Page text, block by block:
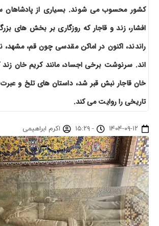
کشور محسوب می شوند. بسیاری از پادشاهان
افشار، زند و قاجار که روزگاری بر بخش های
راندند، اکنون در اماکن مقدسی چون قم، مشهد،
اند. سرنوشت برخی اجساد، مانند کریم خان زند
خان قاجار نبش قبر شد، داستان های تلخ و عبرت
تاریخی را روایت می کند.
۱۴۰۴-۰۹-۱۲ - ۱۵:۲۹ اکرم ابراهیمی